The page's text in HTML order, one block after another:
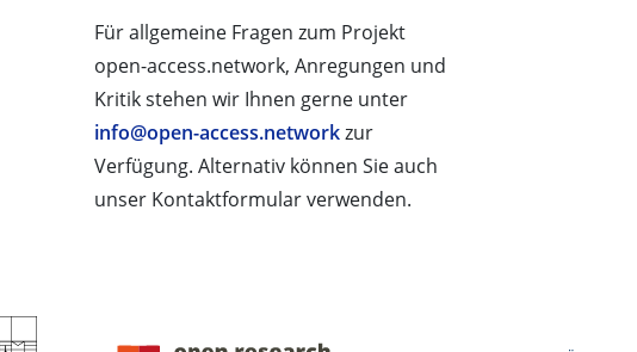
Für allgemeine Fragen zum Projekt
open-access.network, Anregungen und
Kritik stehen wir Ihnen gerne unter
info@open-access.networkzur
Verfügung. Alternativ können Sie auch
unser Kontaktformular verwenden.